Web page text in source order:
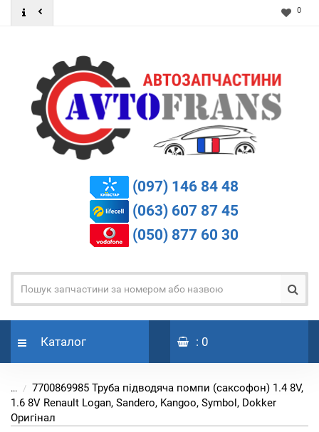
0
(097) 146 84 48
(063) 607 87 45
(050) 877 60 30
Каталог : 0
...
7700869985 Труба підводяча помпи (саксофон) 1.4 8V,
1.6 8V Renault Logan, Sandero, Kangoo, Symbol, Dokker
Оригінал